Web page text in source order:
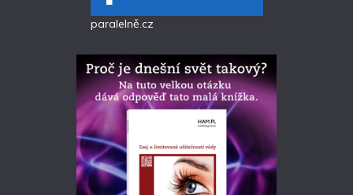
paralelně.cz